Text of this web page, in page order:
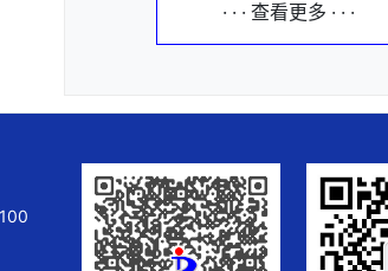
· · · 查看更多 · · ·